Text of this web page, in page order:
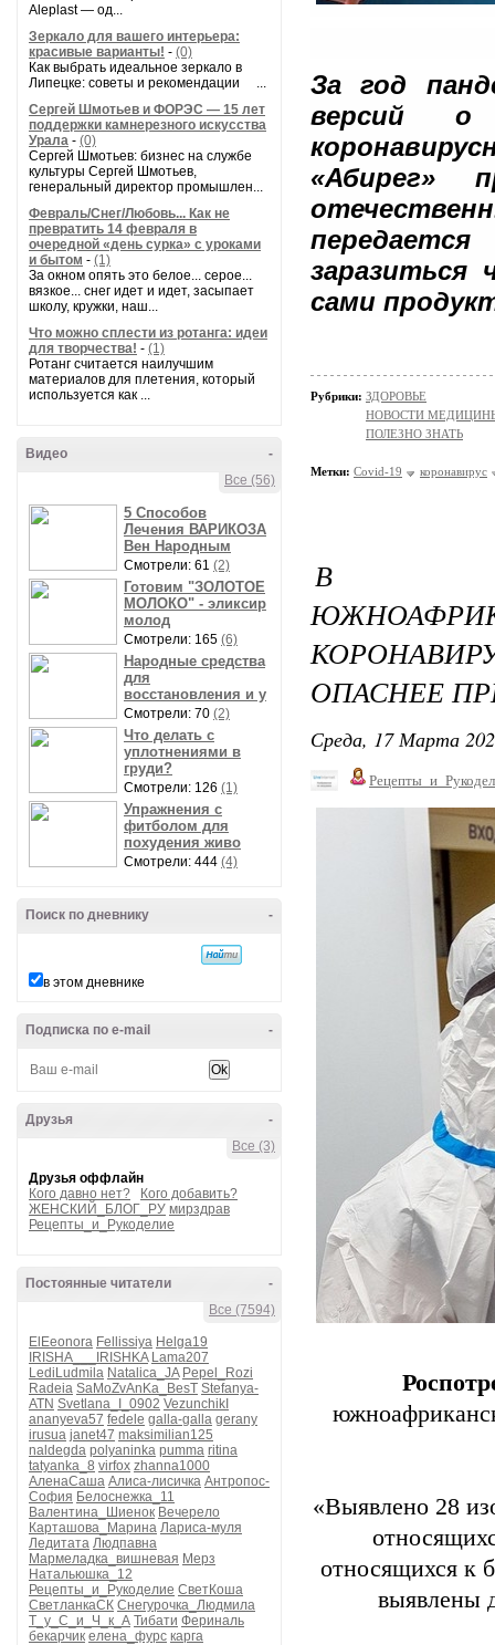
Aleplast — од...
Зеркало для вашего интерьера:
красивые варианты! - (0)
Как выбрать идеальное зеркало в
Липецке: советы и рекомендации ...
Сергей Шмотьев и ФОРЭС — 15 лет
поддержки камнерезного искусства
Урала - (0)
Сергей Шмотьев: бизнес на службе
культуры Сергей Шмотьев,
генеральный директор промышлен...
Февраль/Снег/Любовь... Как не
превратить 14 февраля в
очередной «день сурка» с уроками
и бытом - (1)
За окном опять это белое... серое...
вязкое... снег идет и идет, засыпает
школу, кружки, наш...
Что можно сплести из ротанга: идеи
для творчества! - (1)
Ротанг считается наилучшим
материалов для плетения, который
используется как ...
-
Видео
Все (56)
5 Способов
Лечения ВАРИКОЗА
Вен Народным
Смотрели: 61 (2)
Готовим "ЗОЛОТОЕ
МОЛОКО" - эликсир
молод
Смотрели: 165 (6)
Народные средства
для
восстановления и у
Смотрели: 70 (2)
Что делать с
уплотнениями в
груди?
Смотрели: 126 (1)
Упражнения с
фитболом для
похудения живо
Смотрели: 444 (4)
-
Поиск по дневнику
в этом дневнике
-
Подписка по e-mail
-
Друзья
Все (3)
Друзья оффлайн
Кого давно нет?
Кого добавить?
ЖЕНСКИЙ_БЛОГ_РУ мирздрав
Рецепты_и_Рукоделие
-
Постоянные читатели
Все (7594)
ElEeonora Fellissiya Helga19
IRISHA___IRISHKA Lama207
LediLudmila Natalica_JA Pepel_Rozi
Radeia SaMoZvAnKa_BesT Stefanya-
ATN Svetlana_I_0902 VezunchikI
ananyeva57 fedele galla-galla gerany
irusua janet47 maksimilian125
naldegda polyaninka pumma ritina
tatyanka_8 virfox zhanna1000
АленаСаша Алиса-лисичка Антропос-
София Белоснежка_11
Валентина_Шиенок Вечерело
Карташова_Марина Лариса-муля
Ледитата Людпавна
Мармеладка_вишневая Мерз
Натальюшка_12
Рецепты_и_Рукоделие СветКоша
СветланкаСК Снегурочка_Людмила
Т_у_С_и_Ч_к_А Тибати Фериналь
бекарчик елена_фурс карга
За год
версий о
«Абирег»
заразиться
сами
Рубрики: ЗДОРОВЬЕ
НОВОСТИ
ПОЛЕЗНО ЗНАТЬ
Метки: Covid-19 коронавирус
В
ОПАСНЕЕ
Среда, 17 Марта
«Выявлено 28
относящихся к
выявлены